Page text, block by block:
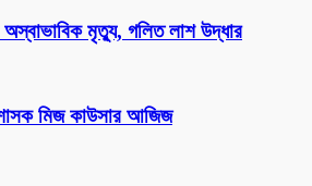
অস্বাভাবিক মৃত্যু, গলিত লাশ উদ্ধার
মিজ কাউসার আজিজ